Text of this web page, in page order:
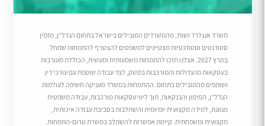
משרד אנגלרד ושות’, מהמשרדים המובילים בישראל בתחום הנדל”ן, מזמין
סטודנטים וסטודנטיות מצטיינים למשפטים להצטרף להתמחות שתחל
במרץ 2027. אצלנו תזכו להתמחות משמעותית ומעשית, הכוללת מעורבות
בעסקאות מהגדולות והמורכבות במשק, לצד עבודה שוטפת עם עורכי דין
ושותפים מהמובילים בתחום. ההתמחות במשרד מעניקה חשיפה לעולמות
הנדל”ן, המימון והבנקאות, תוך ליווי עסקאות מורכבות, עבודה משפטית
מגוונת, למידה מקצועית יומיומית והשתלבות בסביבת עבודה איכותית,
מקצועית ומשפחתית. קיימת אפשרות להשתלב במשרת טרום-התמחות.